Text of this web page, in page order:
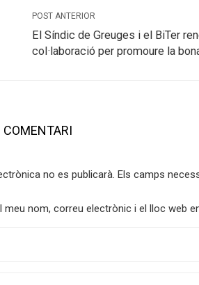
POST ANTERIOR
El Síndic de Greuges i el BiTer
col·laboració per promoure la
COMENTARI
no es publicarà. Els camps
meu nom, correu electrònic i el lloc web